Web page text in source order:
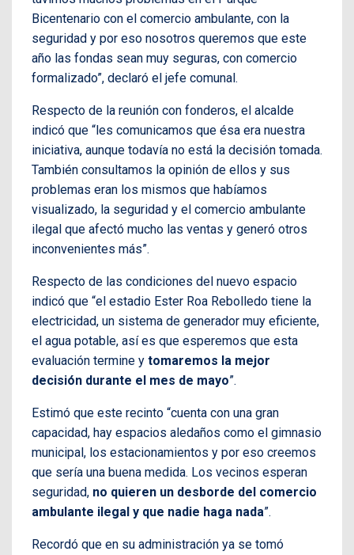
Bicentenario con el comercio ambulante, con la
seguridad y por eso nosotros queremos que este
año las fondas sean muy seguras, con comercio
formalizado”, declaró el jefe comunal.
Respecto de la reunión con fonderos, el alcalde
indicó que “les comunicamos que ésa era nuestra
iniciativa, aunque todavía no está la decisión tomada.
También consultamos la opinión de ellos y sus
problemas eran los mismos que habíamos
visualizado, la seguridad y el comercio ambulante
ilegal que afectó mucho las ventas y generó otros
inconvenientes más”.
Respecto de las condiciones del nuevo espacio
indicó que “el estadio Ester Roa Rebolledo tiene la
electricidad, un sistema de generador muy eficiente,
el agua potable, así es que esperemos que esta
evaluación termine y tomaremos la mejor
decisión durante el mes de mayo”.
Estimó que este recinto “cuenta con una gran
capacidad, hay espacios aledaños como el gimnasio
municipal, los estacionamientos y por eso creemos
que sería una buena medida. Los vecinos esperan
seguridad, no quieren un desborde del comercio
ambulante ilegal y que nadie haga nada”.
Recordó que en su administración ya se tomó